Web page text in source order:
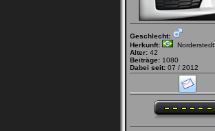
Geschlecht:
Herkunft:
Norderstedt
Alter: 42
Beiträge: 1080
Dabei seit: 07 / 2012